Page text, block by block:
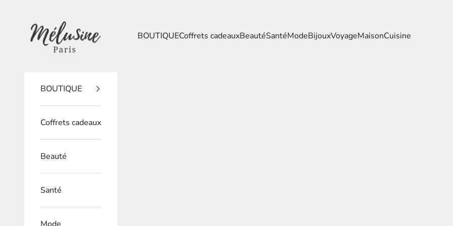
Mélusine Paris
BOUTIQUECoffrets cadeauxBeautéSantéModeBijouxVoyageMaisonCuisine
BOUTIQUE
Coffrets cadeaux
Beauté
Santé